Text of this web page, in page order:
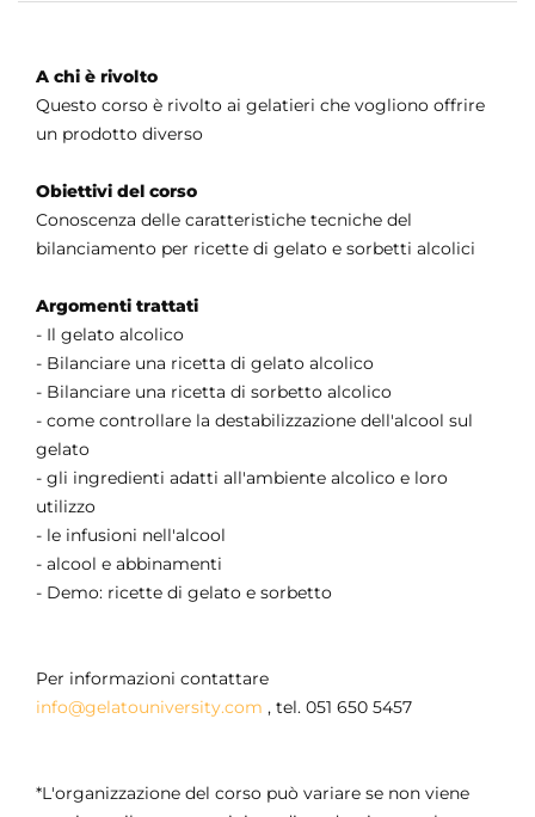
A chi è rivolto
Questo corso è rivolto ai gelatieri che vogliono offrire
un prodotto diverso
Obiettivi del corso
Conoscenza delle caratteristiche tecniche del
bilanciamento per ricette di gelato e sorbetti alcolici
Argomenti trattati
- Il gelato alcolico
- Bilanciare una ricetta di gelato alcolico
- Bilanciare una ricetta di sorbetto alcolico
- come controllare la destabilizzazione dell'alcool sul
gelato
- gli ingredienti adatti all'ambiente alcolico e loro
utilizzo
- le infusioni nell'alcool
- alcool e abbinamenti
- Demo: ricette di gelato e sorbetto
Per informazioni contattare
info@gelatouniversity.com , tel. 051 650 5457
*L'organizzazione del corso può variare se non viene